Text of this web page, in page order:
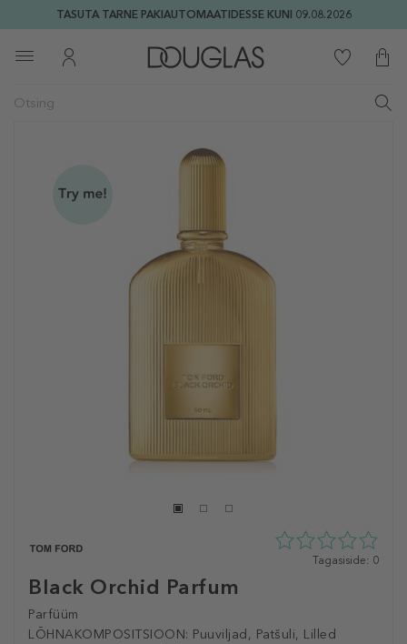
TASUTA TARNE PAKIAUTOMAATIDESSE KUNI 09.08.2026
Black Orchid Parfum
Parfüüm
LÕHNAKOMPOSITSIOON: Puuviljad, Patšuli, Lilled
0
Tagasiside: 0